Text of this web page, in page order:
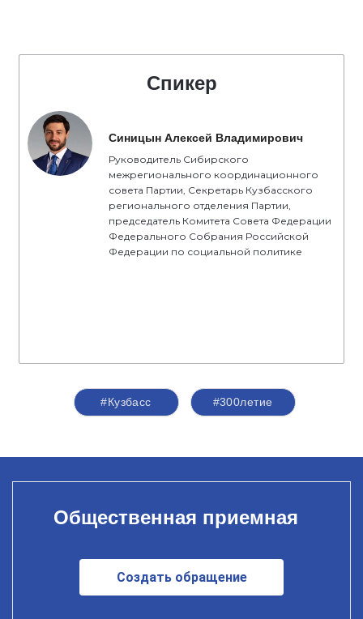
Спикер
Синицын Алексей Владимирович
Руководитель Сибирского
межрегионального координационного
совета Партии, Секретарь Кузбасского
регионального отделения Партии,
председатель Комитета Совета Федерации
Федерального Собрания Российской
Федерации по социальной политике
#Кузбасс #300летие
Общественная приемная
Создать обращение